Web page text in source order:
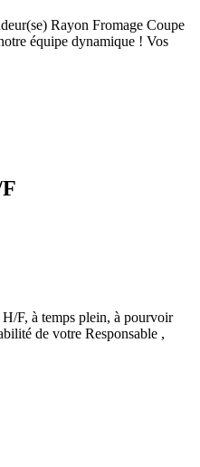
Rayon Fromage Coupe
équipe dynamique ! Vos
F, à temps plein, à pourvoir
de votre Responsable ,